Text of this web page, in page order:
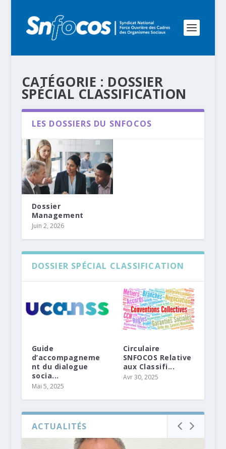
CATÉGORIE : DOSSIER
SPÉCIAL CLASSIFICATION
LES DOSSIERS DU SNFOCOS
Dossier
Management
Juin 2, 2026
DOSSIER SPÉCIAL CLASSIFICATION
Guide
d’accompagneme
nt du dialogue
socia...
Mai 5, 2025
Circulaire
SNFOCOS Relative
aux Classifi...
Avr 30, 2025
ACTUALITÉS